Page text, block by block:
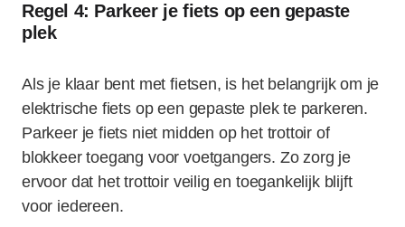
Regel 4: Parkeer je fiets op een gepaste
plek
Als je klaar bent met fietsen, is het belangrijk om je
elektrische fiets op een gepaste plek te parkeren.
Parkeer je fiets niet midden op het trottoir of
blokkeer toegang voor voetgangers. Zo zorg je
ervoor dat het trottoir veilig en toegankelijk blijft
voor iedereen.